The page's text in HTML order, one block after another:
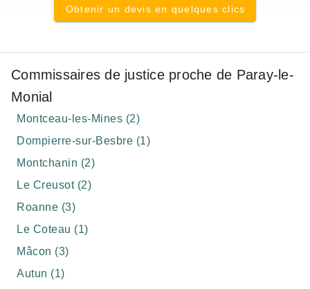
Obtenir un devis en quelques clics
Commissaires de justice proche de Paray-le-
Monial
Montceau-les-Mines (2)
Dompierre-sur-Besbre (1)
Montchanin (2)
Le Creusot (2)
Roanne (3)
Le Coteau (1)
Mâcon (3)
Autun (1)